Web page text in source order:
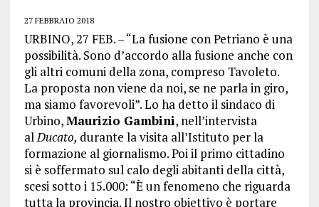
27 FEBBRAIO 2018
URBINO, 27 FEB. – “La fusione con Petriano è una
possibilità. Sono d’accordo alla fusione anche con
gli altri comuni della zona, compreso Tavoleto.
La proposta non viene da noi, se ne parla in giro,
ma siamo favorevoli”. Lo ha detto il sindaco di
Urbino,Maurizio Gambini, nell’intervista
alDucato, durante lavisita all’Istituto per la
formazione al giornalismo. Poi il primo cittadino
si è soffermato sul calo degli abitanti della città,
scesi sotto i 15.000: “È un fenomeno che riguarda
tutta la provincia. Il nostro obiettivo è portare